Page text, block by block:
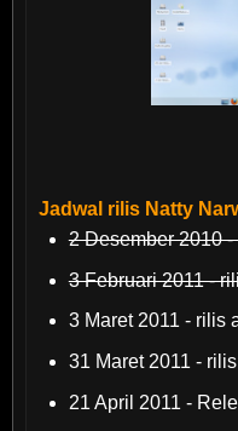
Jadwal rilis Natty
2 Desember 2010
3 Februari 2011 -
3 Maret 2011 - rilis
31 Maret 2011 -
21 April 2011 -